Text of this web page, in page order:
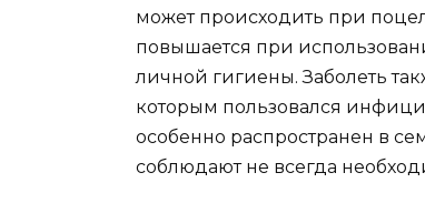
может происходить при
повышается при
личной гигиены. Заболеть
которым пользовался
особенно распространен в
соблюдают не всегда